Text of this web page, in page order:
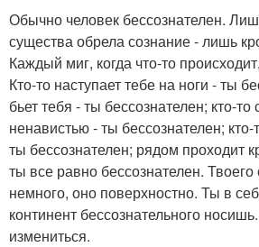
Обычно человек бессознателен.
существа обрела сознание - лишь
Каждый миг, когда что-то
Кто-то наступает тебе на ноги - ты
бьет тебя - ты бессознателен; кто-
ненавистью - ты бессознателен; кто-
ты бессознателен; рядом проходит
ты все равно бессознателен.
немного, оно поверхностно. Ты в
континент бессознательного
измениться.